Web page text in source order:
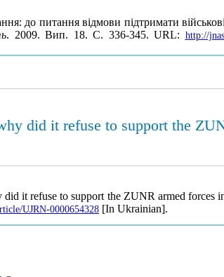
до питання відмови підтримати
. 2009. Вип. 18. С. 336-345. URL: http://
did it refuse to support the
it refuse to support the ZUNR armed forces
UJRN-0000654328[In Ukrainian].